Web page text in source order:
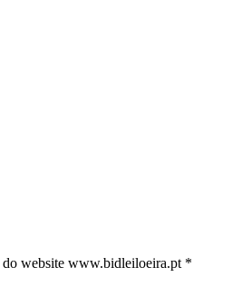
do website www.bidleiloeira.pt *